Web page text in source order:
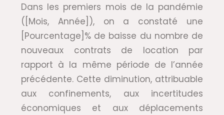
Dans les premiers mois de la pandémie
([Mois, Année]), on a constaté une
[Pourcentage]% de baisse du nombre de
nouveaux contrats de location par
rapport à la même période de l’année
précédente. Cette diminution, attribuable
aux confinements, aux incertitudes
économiques et aux déplacements